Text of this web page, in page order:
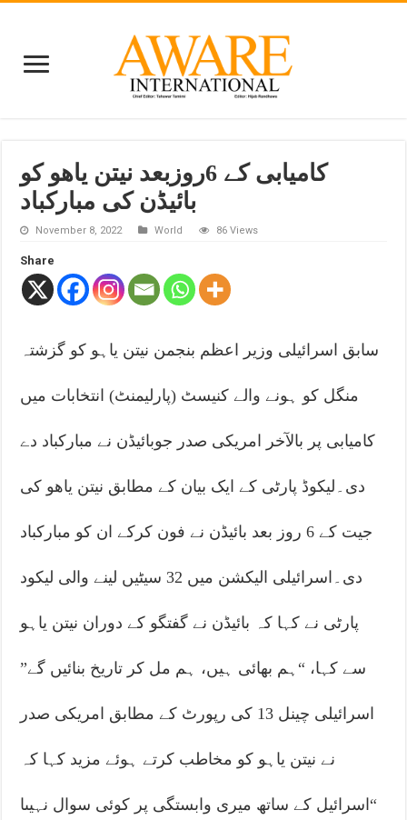
کامیابی کے 6روزبعد نیتن یاھو کو
بائیڈن کی مبارکباد
November 8, 2022 World 86 Views
Share
سابق اسرائیلی وزیر اعظم بنجمن نیتن یاہو کو گزشتہ
منگل کو ہونے والے کنیسٹ (پارلیمنٹ) انتخابات میں
کامیابی پر بالآخر امریکی صدر جوبائیڈن نے مبارکباد دے
دی۔لیکوڈ پارٹی کے ایک بیان کے مطابق نیتن یاھو کی
جیت کے 6 روز بعد بائیڈن نے فون کرکے ان کو مبارکباد
دی۔اسرائیلی الیکشن میں 32 سیٹیں لینے والی لیکود
پارٹی نے کہا کہ بائیڈن نے گفتگو کے دوران نیتن یاہو
سے کہا، “ہم بھائی ہیں، ہم مل کر تاریخ بنائیں گے”
اسرائیلی چینل 13 کی رپورٹ کے مطابق امریکی صدر
نے نیتن یاہو کو مخاطب کرتے ہوئے مزید کہا کہ
“اسرائیل کے ساتھ میری وابستگی پر کوئی سوال نہیںا